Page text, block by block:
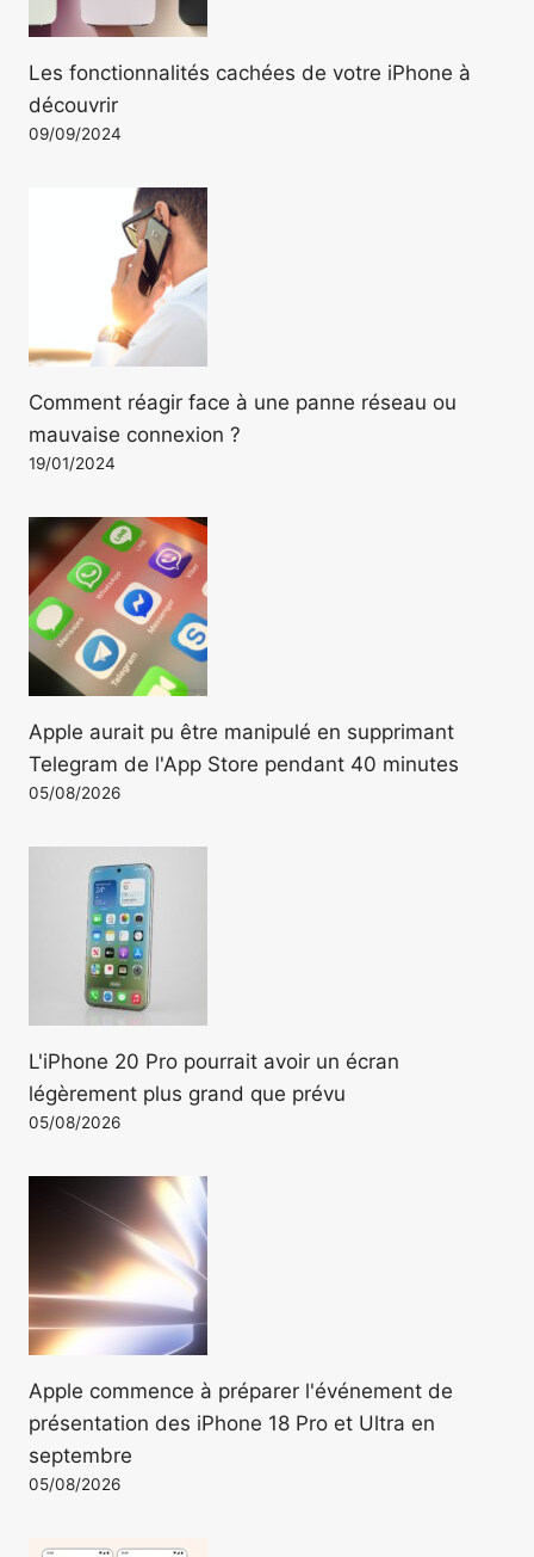
Les fonctionnalités cachées de votre iPhone à
découvrir
09/09/2024
Comment réagir face à une panne réseau ou
mauvaise connexion ?
19/01/2024
Apple aurait pu être manipulé en supprimant
Telegram de l'App Store pendant 40 minutes
05/08/2026
L'iPhone 20 Pro pourrait avoir un écran
légèrement plus grand que prévu
05/08/2026
Apple commence à préparer l'événement de
présentation des iPhone 18 Pro et Ultra en
septembre
05/08/2026